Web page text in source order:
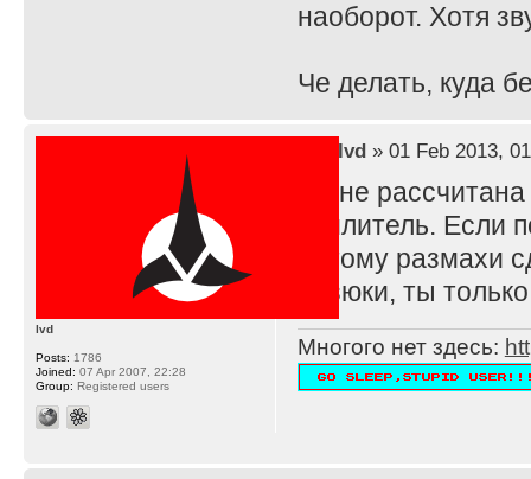
наоборот. Хотя
Че делать, куда
lvd» 01 Feb 2013,
TS не
усилитель. Если
потому размахи
резюки, ты
Многого нет здесь:
lvd
Posts: 1786
Joined: 07 Apr 2007, 22:28
Group: Registered users